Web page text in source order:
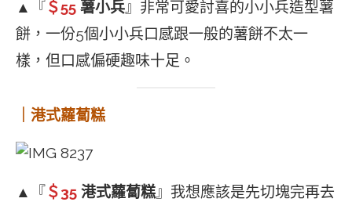
▲『＄55 薯小兵』非常可愛討喜的小小兵造型薯
餅，一份5個小小兵口感跟一般的薯餅不太一
樣，但口感偏硬趣味十足。
｜港式蘿蔔糕
▲『＄35 港式蘿蔔糕』我想應該是先切塊完再去